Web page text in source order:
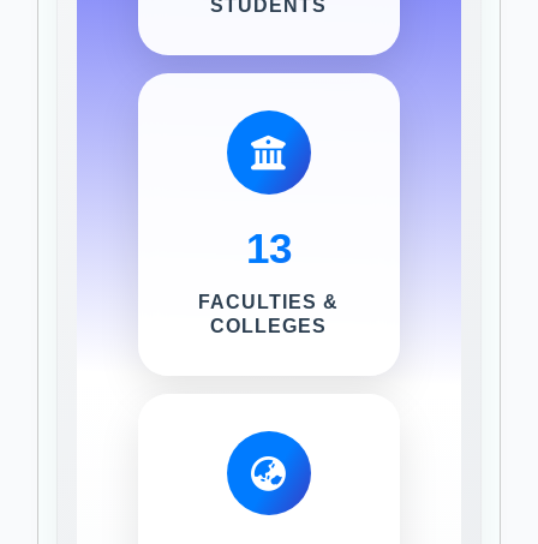
STUDENTS
13
FACULTIES &
COLLEGES